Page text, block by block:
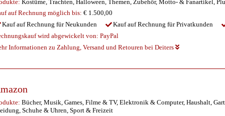
Kostüme, Trachten, Halloween, Themen, Zubehör, Motto- & Fanartikel,
auf Rechnung möglich bis: € 1.500,00
Kauf auf Rechnung für Neukunden
Kauf auf Rechnung für Privatkunden
wird abgewickelt von: PayPal
Informationen zu Zahlung, Versand und Retouren bei Deiters
Bücher, Musik, Games, Filme & TV, Elektronik & Computer, Haushalt,
Schuhe & Uhren, Sport & Freizeit